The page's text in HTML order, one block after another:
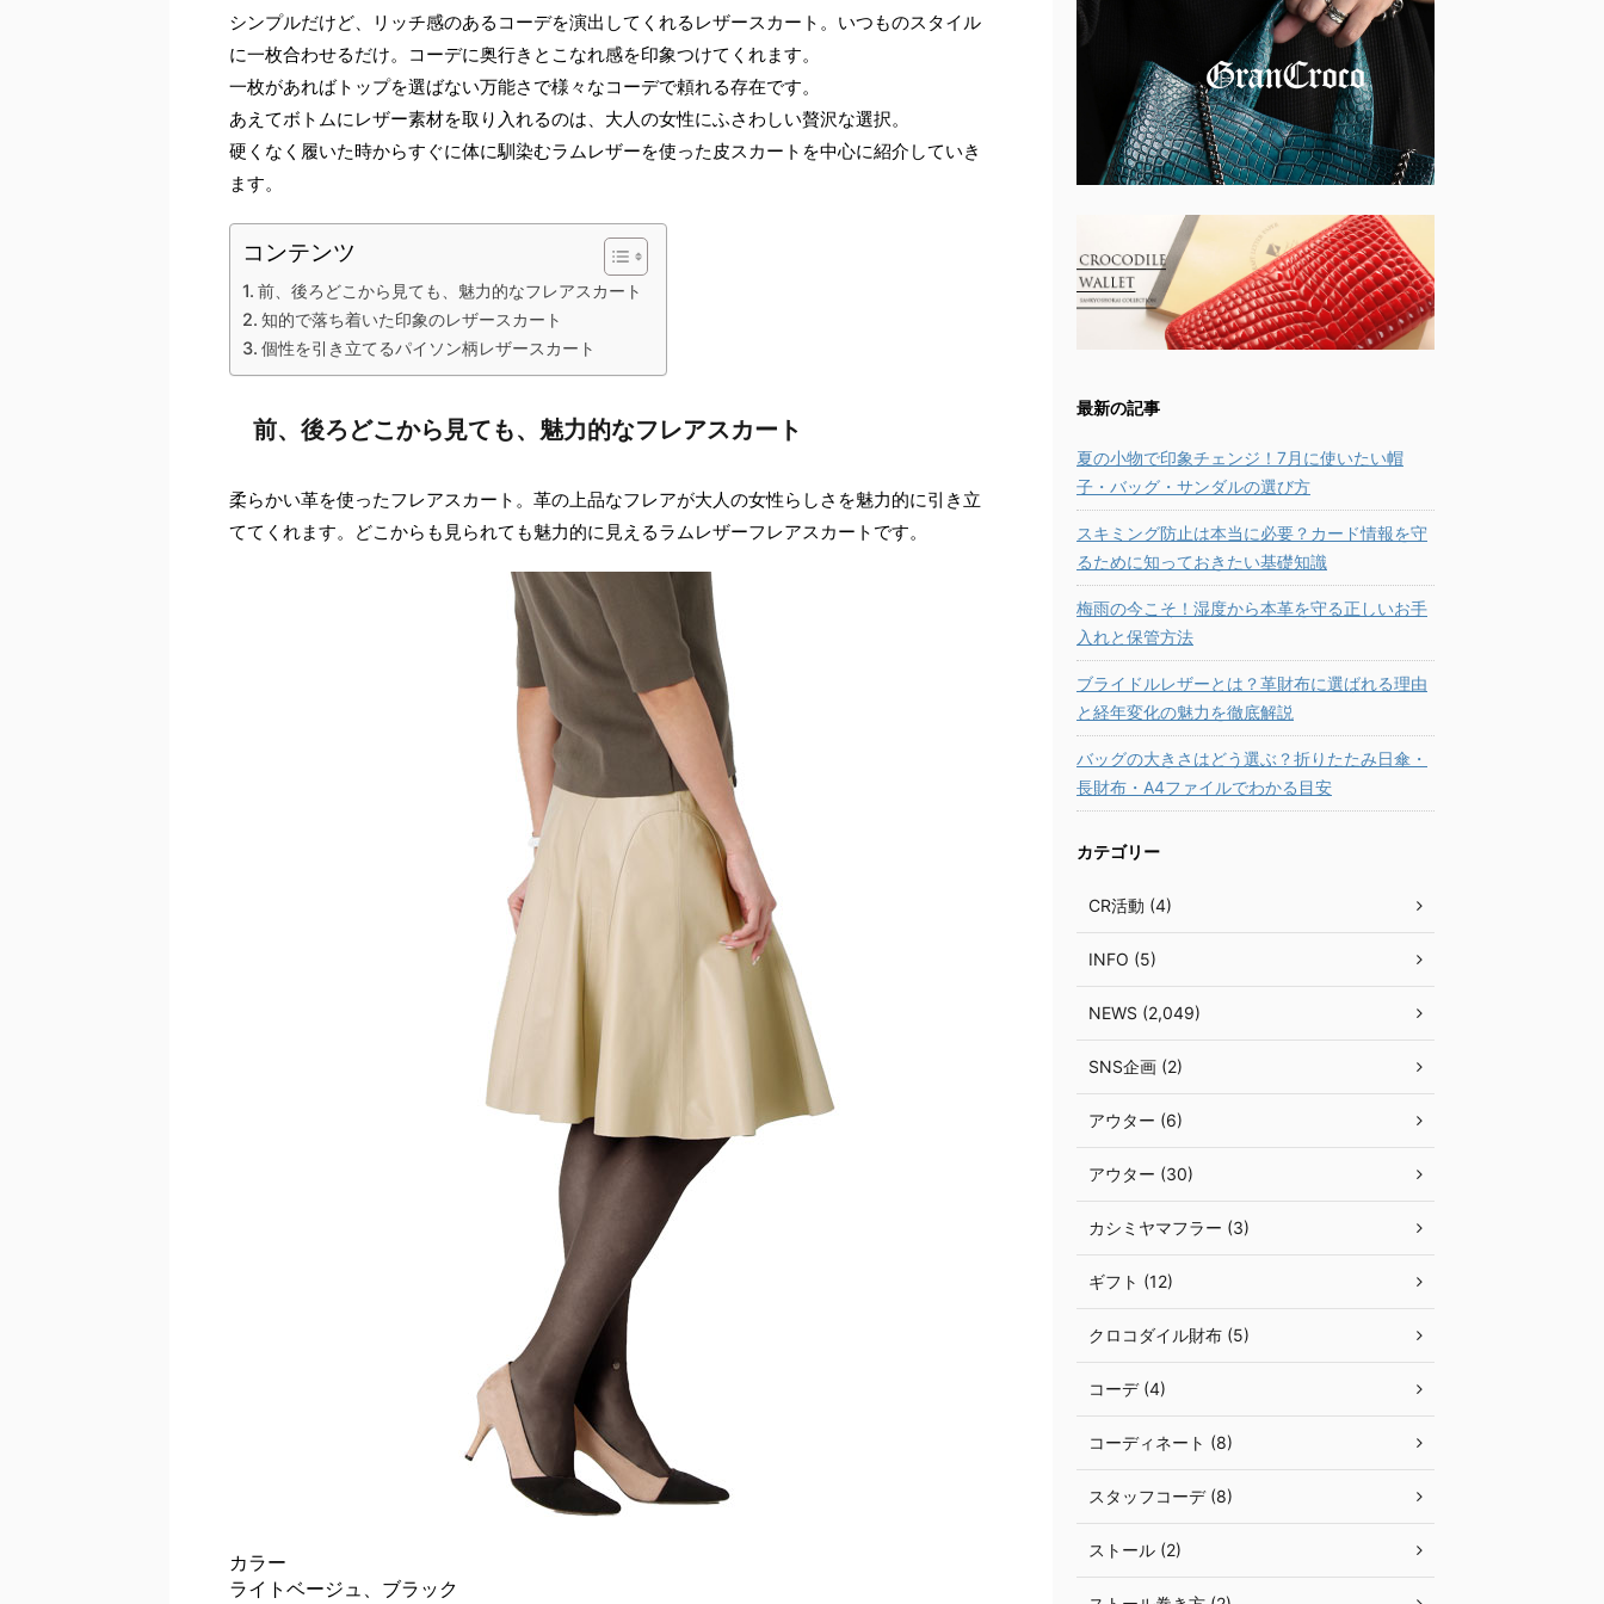
シンプルだけど、リッチ感のあるコーデを演出してくれるレザースカート。いつものスタイル
に一枚合わせるだけ。コーデに奥行きとこなれ感を印象つけてくれます。
一枚があればトップを選ばない万能さで様々なコーデで頼れる存在です。
あえてボトムにレザー素材を取り入れるのは、大人の女性にふさわしい贅沢な選択。
硬くなく履いた時からすぐに体に馴染むラムレザーを使った皮スカートを中心に紹介していき
ます。
コンテンツ
前、後ろどこから見ても、魅力的なフレアスカート
知的で落ち着いた印象のレザースカート
個性を引き立てるパイソン柄レザースカート
前、後ろどこから見ても、魅力的なフレアスカート
柔らかい革を使ったフレアスカート。革の上品なフレアが大人の女性らしさを魅力的に引き立
ててくれます。どこからも見られても魅力的に見えるラムレザーフレアスカートです。
カラー
ライトベージュ、ブラック
最新の記事
夏の小物で印象チェンジ！7月に使いたい帽
子・バッグ・サンダルの選び方
スキミング防止は本当に必要？カード情報を守
るために知っておきたい基礎知識
梅雨の今こそ！湿度から本革を守る正しいお手
入れと保管方法
ブライドルレザーとは？革財布に選ばれる理由
と経年変化の魅力を徹底解説
バッグの大きさはどう選ぶ？折りたたみ日傘・
長財布・A4ファイルでわかる目安
カテゴリー
CR活動 (4)
INFO (5)
NEWS (2,049)
SNS企画 (2)
アウター (6)
アウター (30)
カシミヤマフラー (3)
ギフト (12)
クロコダイル財布 (5)
コーデ (4)
コーディネート (8)
スタッフコーデ (8)
ストール (2)